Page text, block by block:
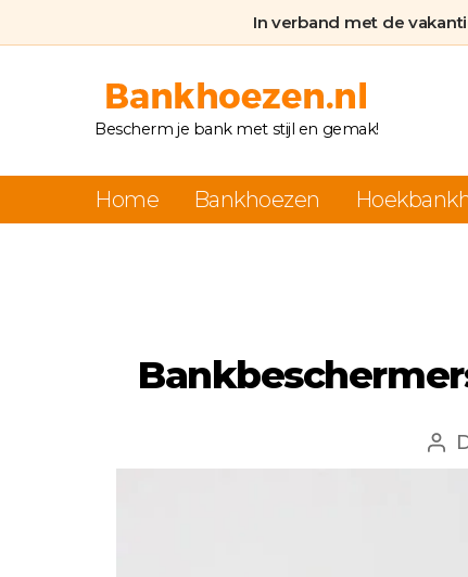
In verband met de
Bankhoezen.nl
Bescherm je bank met stijl en gemak!
Home Bankhoezen